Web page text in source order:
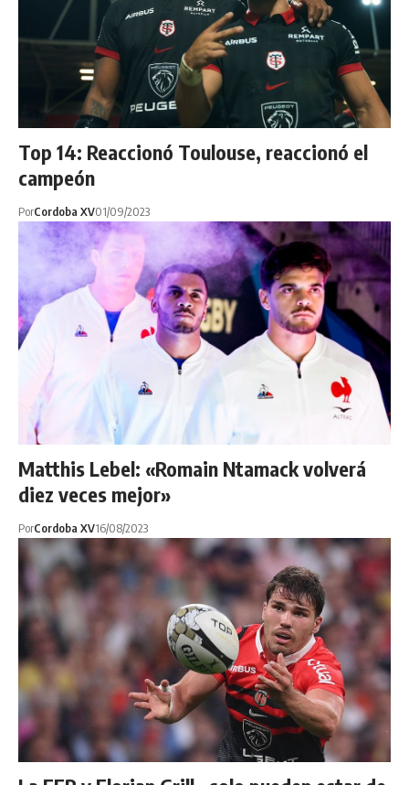
Top 14: Reaccionó Toulouse, reaccionó el
campeón
PorCordoba XV01/09/2023
Matthis Lebel: «Romain Ntamack volverá
diez veces mejor»
PorCordoba XV16/08/2023